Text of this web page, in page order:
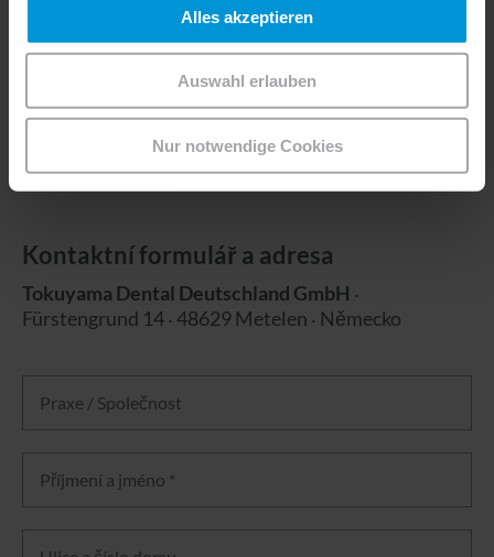
Alles akzeptieren
Auswahl erlauben
Nur notwendige Cookies
Martin Scharfe
Produktový specialista pro východní Německo
Telefon:+49 151 54227240
Kontaktní formulář a adresa
Tokuyama Dental Deutschland GmbH ‧
Fürstengrund 14 ‧ 48629 Metelen ‧ Německo